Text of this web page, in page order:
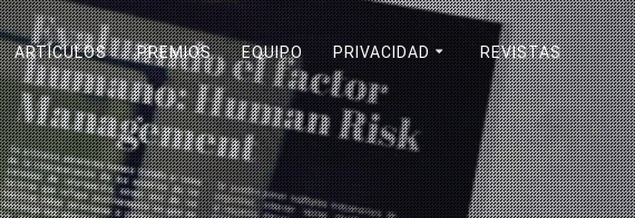
ARTÍCULOS PREMIOS EQUIPO PRIVACIDAD REVISTAS